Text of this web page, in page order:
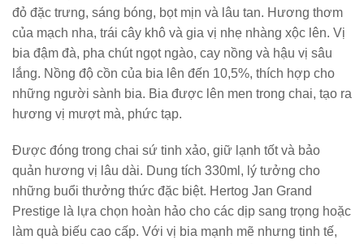
đỏ đặc trưng, sáng bóng, bọt mịn và lâu tan. Hương thơm
của mạch nha, trái cây khô và gia vị nhẹ nhàng xộc lên. Vị
bia đậm đà, pha chút ngọt ngào, cay nồng và hậu vị sâu
lắng. Nồng độ cồn của bia lên đến 10,5%, thích hợp cho
những người sành bia. Bia được lên men trong chai, tạo ra
hương vị mượt mà, phức tạp.
Được đóng trong chai sứ tinh xảo, giữ lạnh tốt và bảo
quản hương vị lâu dài. Dung tích 330ml, lý tưởng cho
những buổi thưởng thức đặc biệt. Hertog Jan Grand
Prestige là lựa chọn hoàn hảo cho các dịp sang trọng hoặc
làm quà biếu cao cấp. Với vị bia mạnh mẽ nhưng tinh tế,